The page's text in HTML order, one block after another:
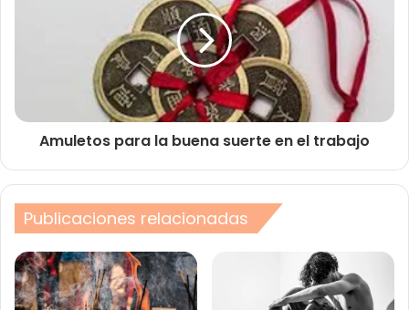
Amuletos para la buena suerte en el trabajo
Publicaciones relacionadas